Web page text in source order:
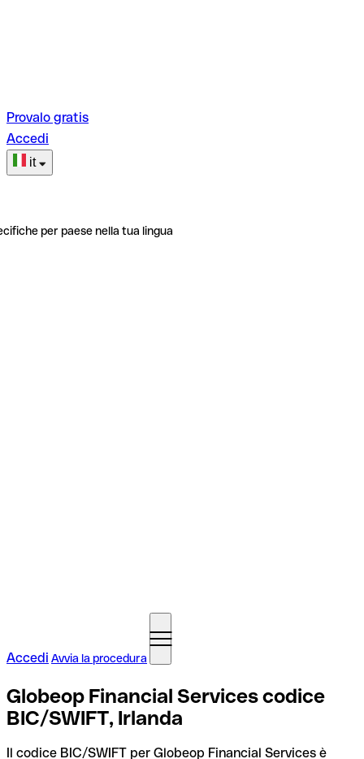
Provalo gratis
Accedi
it
per paese nella tua lingua
Accedi Avvia la procedura
Globeop Financial Services codice
BIC/SWIFT, Irlanda
Il codice BIC/SWIFT per Globeop Financial Services è